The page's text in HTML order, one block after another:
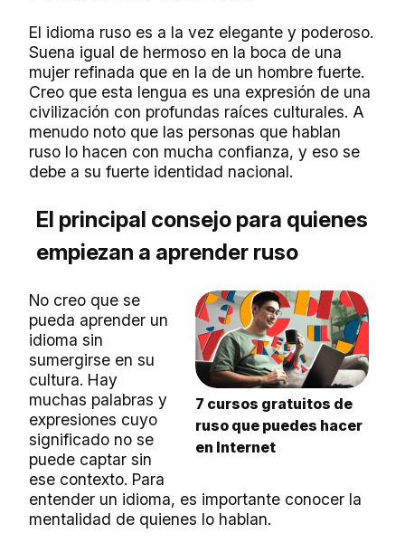
El idioma ruso es a la vez elegante y poderoso.
Suena igual de hermoso en la boca de una
mujer refinada que en la de un hombre fuerte.
Creo que esta lengua es una expresión de una
civilización con profundas raíces culturales. A
menudo noto que las personas que hablan
ruso lo hacen con mucha confianza, y eso se
debe a su fuerte identidad nacional.
El principal consejo para quienes
empiezan a aprender ruso
7 cursos gratuitos de
ruso que puedes hacer
en Internet
No creo que se
pueda aprender un
idioma sin
sumergirse en su
cultura. Hay
muchas palabras y
expresiones cuyo
significado no se
puede captar sin
ese contexto. Para
entender un idioma, es importante conocer la
mentalidad de quienes lo hablan.